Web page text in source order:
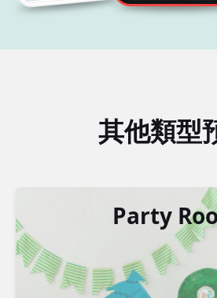
其他類型
Party